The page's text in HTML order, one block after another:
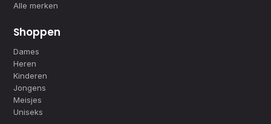
Alle merken
Shoppen
Dames
Heren
Kinderen
Jongens
Meisjes
Uniseks